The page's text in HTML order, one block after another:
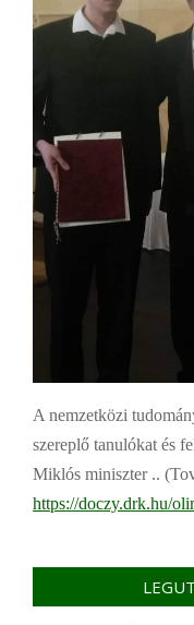
A nemzetközi
szereplő tanulókat és
Miklós miniszter ..
https://doczy.drk.hu/